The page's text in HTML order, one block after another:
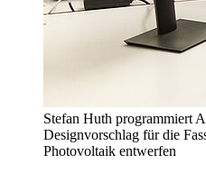
Stefan Huth programmiert
Designvorschlag für die
Photovoltaik entwerfen